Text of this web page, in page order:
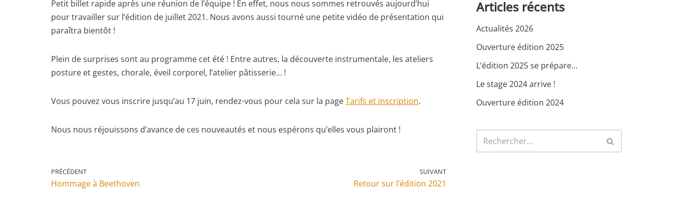
Petit billet rapide après une réunion de l’équipe ! En effet, nous nous sommes retrouvés aujourd’hui
pour travailler sur l’édition de juillet 2021. Nous avons aussi tourné une petite vidéo de présentation qui
paraîtra bientôt !
Plein de surprises sont au programme cet été ! Entre autres, la découverte instrumentale, les ateliers
posture et gestes, chorale, éveil corporel, l’atelier pâtisserie… !
Vous pouvez vous inscrire jusqu’au 17 juin, rendez-vous pour cela sur la pageTarifs et inscription.
Nous nous réjouissons d’avance de ces nouveautés et nous espérons qu’elles vous plairont !
PRÉCÉDENT
Hommage à Beethoven
SUIVANT
Retour sur l’édition 2021
Articles récents
Actualités 2026
Ouverture édition 2025
L’édition 2025 se prépare…
Le stage 2024 arrive !
Ouverture édition 2024